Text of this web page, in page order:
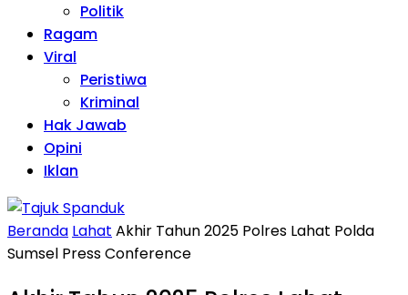
Politik
Ragam
Viral
Peristiwa
Kriminal
Hak Jawab
Opini
Iklan
Beranda Lahat Akhir Tahun 2025 Polres Lahat Polda
Sumsel Press Conference